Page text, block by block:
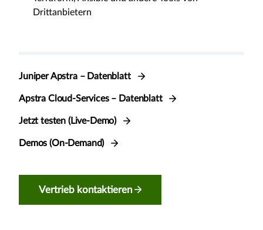
Drittanbietern
Juniper Apstra – Datenblatt
Apstra Cloud-Services – Datenblatt
Jetzt testen (Live-Demo)
Demos (On-Demand)
Vertrieb kontaktieren